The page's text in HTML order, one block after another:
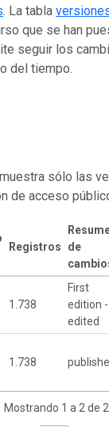
. La tabla
que se han
seguir los
del tiempo.
sólo las
de acceso
Registros
de
1.738
First
edition -
edited
1.738
Mostrando 1 a 2 de 2